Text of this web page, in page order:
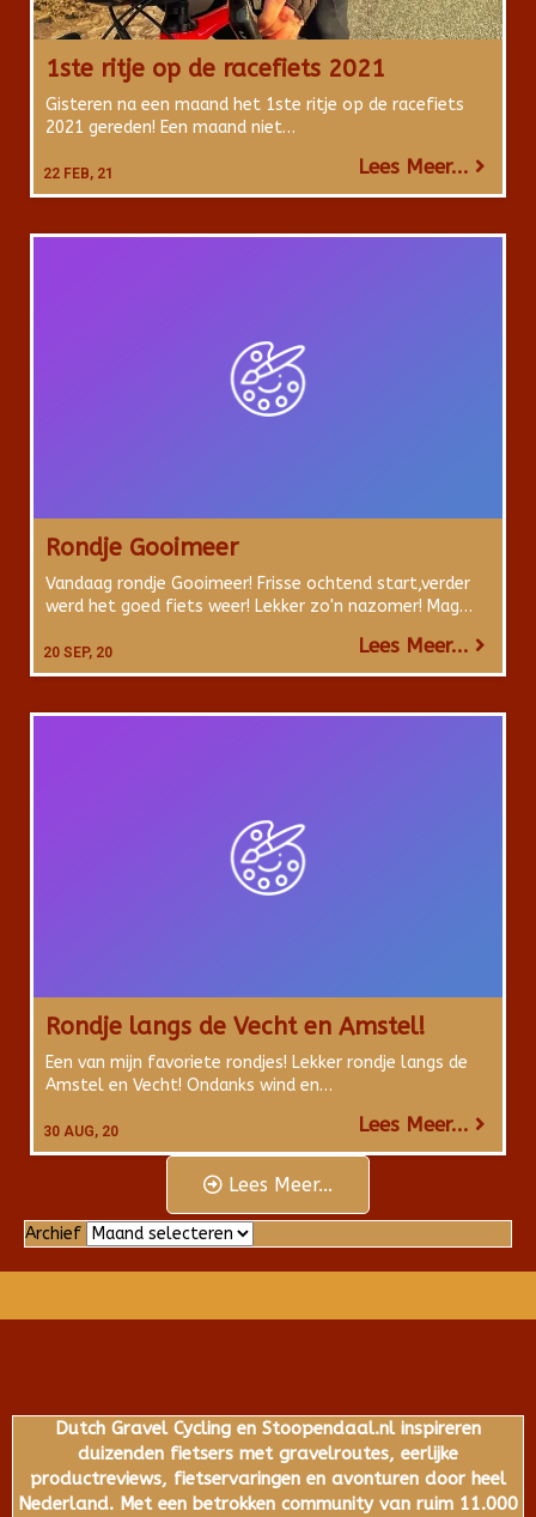
1ste ritje op de racefiets 2021
22 FEB, 21
Gisteren na een maand het 1ste ritje op de racefiets
2021 gereden! Een maand niet…
Lees Meer...
Rondje Gooimeer
20 SEP, 20
Vandaag rondje Gooimeer! Frisse ochtend start,verder
werd het goed fiets weer! Lekker zo'n nazomer! Mag…
Lees Meer...
Rondje langs de Vecht en Amstel!
30 AUG, 20
Een van mijn favoriete rondjes! Lekker rondje langs de
Amstel en Vecht! Ondanks wind en…
Lees Meer...
Lees Meer...
Archief Archief
Dutch Gravel Cycling en Stoopendaal.nl inspireren
duizenden fietsers met gravelroutes, eerlijke
productreviews, fietservaringen en avonturen door heel
Nederland. Met een betrokken community van ruim 11.000